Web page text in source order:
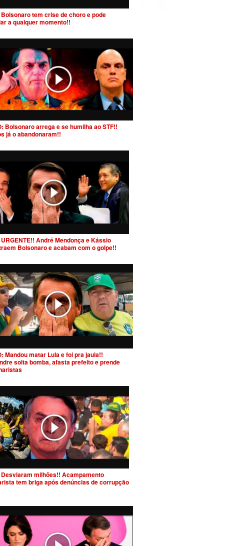
Bolsonaro tem crise de choro e pode
a qualquer momento!!
Bolsonaro arrega e se humilha ao STF!!
já o abandonaram!!
URGENTE!! André Mendonça e Kássio
Bolsonaro e acabam com o golpe!!
Mandou matar Lula e foi pra jaula!!
solta bomba, afasta prefeito e prende
Desviaram milhões!! Acampamento
tem briga após denúncias de corrupção